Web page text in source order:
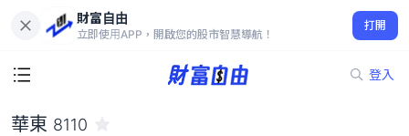
財富自由
立即使用APP，開啟您的股市智慧導航！
打開
登入
46.20
1.98%
華東 8110